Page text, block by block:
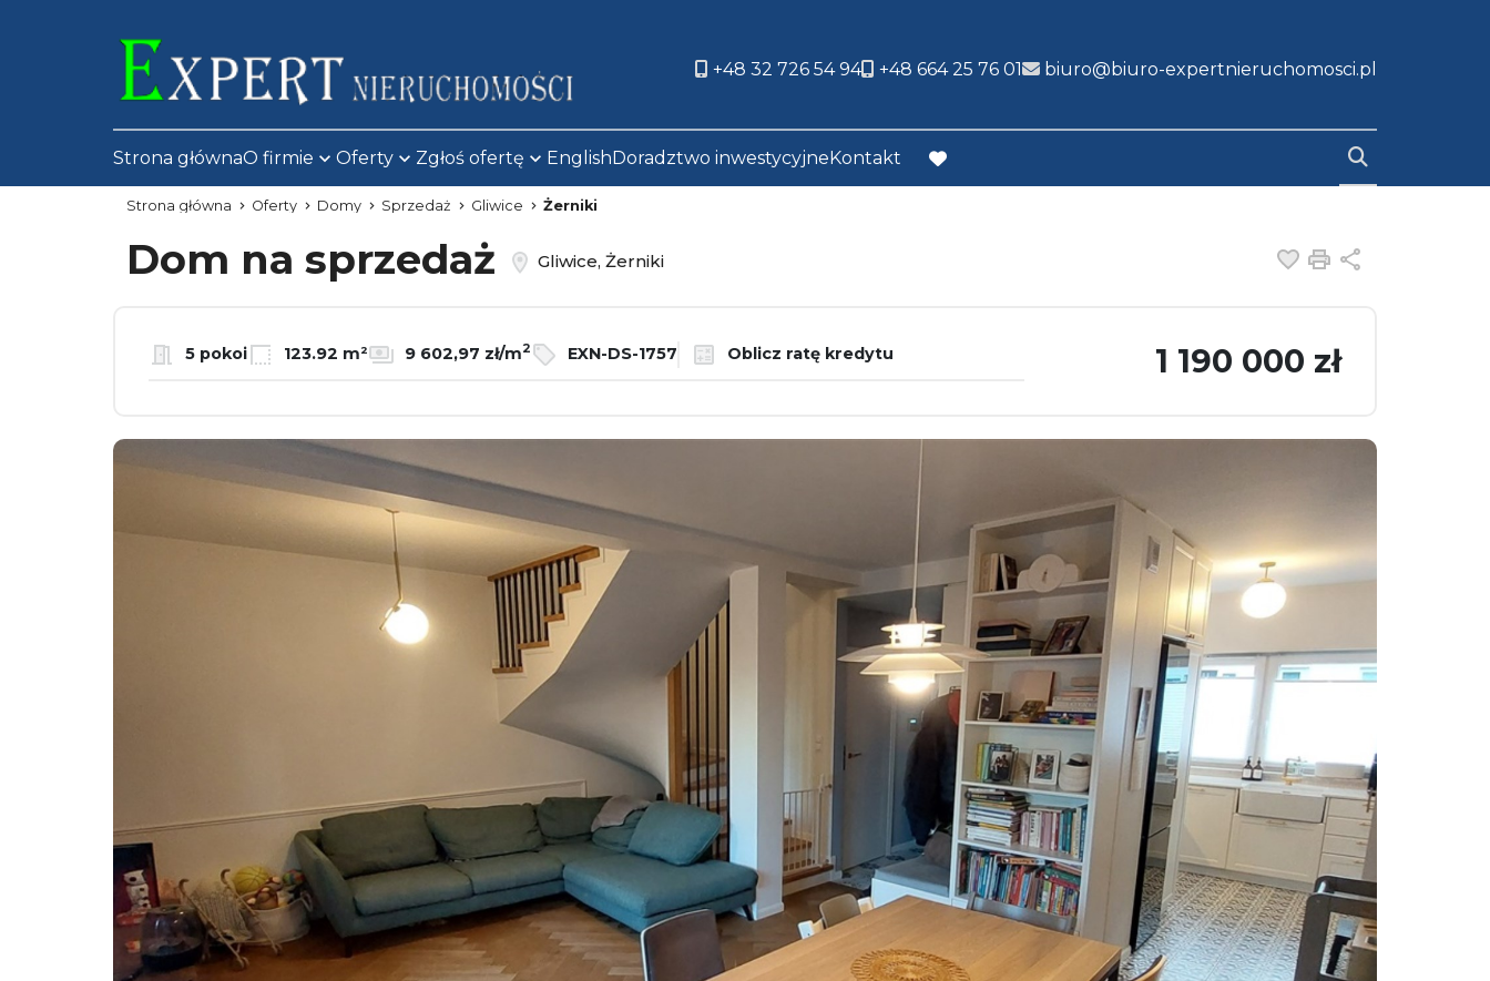
+48 32 726 54 94 +48 664 25 76 01 biuro@biuro-expertnieruchomosci.pl
Strona głównaO firmie Oferty Zgłoś ofertę EnglishDoradztwo inwestycyjneKontakt
favorite
Strona główna Oferty Domy Sprzedaż Gliwice Żerniki
Dom na sprzedaż Gliwice, Żerniki Dodaj do
Drukuj
5 pokoi 123.92 m² 9 602,97 zł/m2 EXN-DS-1757 Oblicz ratę kredytu 1 190 000 zł